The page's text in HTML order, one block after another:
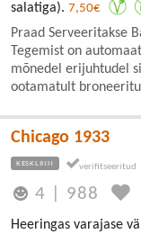
salatiga). 7,50€
Praad Serveeritakse
Tegemist on
mõnedel erijuhtudel
ootamatult
Chicago 1933
KESKLINN
4 988
Heeringas varajase